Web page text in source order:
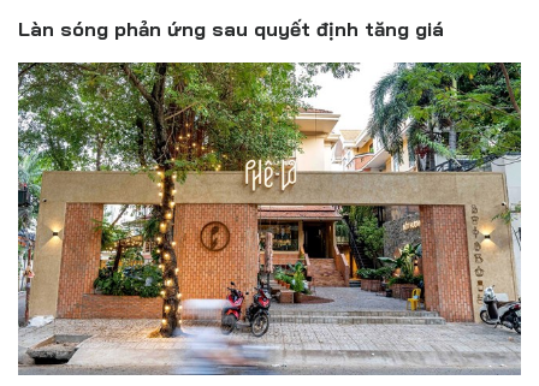
Làn sóng phản ứng sau quyết định tăng giá